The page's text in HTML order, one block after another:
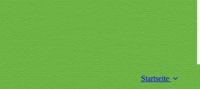
Startseite